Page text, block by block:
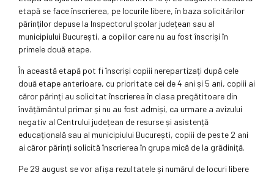
etapă se face înscrierea, pe locurile libere, în baza solicitărilor
părinților depuse la Inspectorul școlar județean sau al
municipiului București, a copiilor care nu au fost înscriși în
primele două etape.
În această etapă pot fi înscriși copiii nerepartizați după cele
două etape anterioare, cu prioritate cei de 4 ani și 5 ani, copiii ai
căror părinți au solicitat înscrierea în clasa pregătitoare din
învățământul primar și nu au fost admiși, ca urmare a avizului
negativ al Centrului județean de resurse și asistență
educațională sau al municipiului București, copiii de peste 2 ani
ai căror părinți solicită înscrierea în grupa mică de la grădiniță.
Pe 29 august se vor afișa rezultatele și numărul de locuri libere